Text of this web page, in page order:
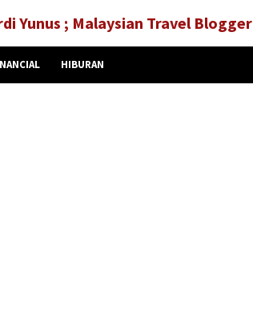
Yunus ; Malaysian Travel Blogger
HIBURAN